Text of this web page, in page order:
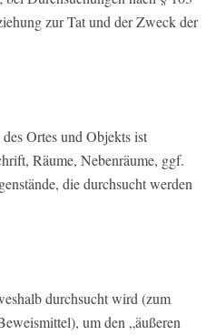
zur Tat und der Zweck der
Ortes und Objekts ist
Räume, Nebenräume, ggf.
die durchsucht werden
durchsucht wird (zum
um den „äußeren